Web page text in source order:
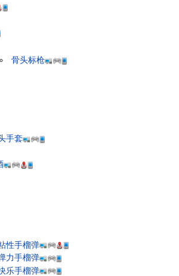
骨头标枪
手套
性手榴弹
力手榴弹
乐手榴弹